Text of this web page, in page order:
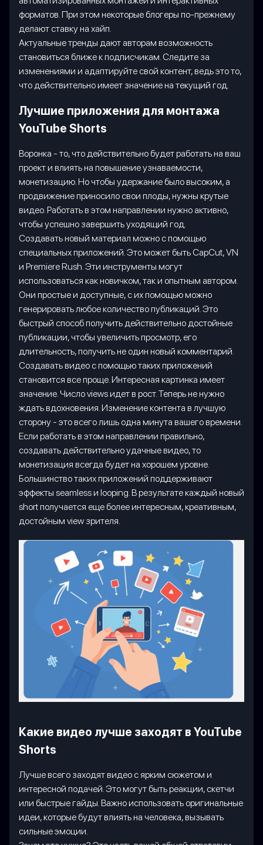
форматов. При этом некоторые блогеры по-прежнему
делают ставку на хайп.
Актуальные тренды дают авторам возможность
становиться ближе к подписчикам. Следите за
изменениями и адаптируйте свой контент, ведь это то,
что действительно имеет значение на текущий год.
Лучшие приложения для монтажа
YouTube Shorts
Воронка - то, что действительно будет работать на ваш
проект и влиять на повышение узнаваемости,
монетизацию. Но чтобы удержание было высоким, а
продвижение приносило свои плоды, нужны крутые
видео. Работать в этом направлении нужно активно,
чтобы успешно завершить уходящий год.
Создавать новый материал можно с помощью
специальных приложений. Это может быть CapCut, VN
и Premiere Rush. Эти инструменты могут
использоваться как новичком, так и опытным автором.
Они простые и доступные, с их помощью можно
генерировать любое количество публикаций. Это
быстрый способ получить действительно достойные
публикации, чтобы увеличить просмотр, его
длительность, получить не один новый комментарий.
Создавать видео с помощью таких приложений
становится все проще. Интересная картинка имеет
значение. Число views идет в рост. Теперь не нужно
ждать вдохновения. Изменение контента в лучшую
сторону - это всего лишь одна минута вашего времени.
Если работать в этом направлении правильно,
создавать действительно удачные видео, то
монетизация всегда будет на хорошем уровне.
Большинство таких приложений поддерживают
эффекты seamless и looping. В результате каждый новый
short получается еще более интересным, креативным,
достойным view зрителя.
Какие видео лучше заходят в YouTube
Shorts
Лучше всего заходят видео с ярким сюжетом и
интересной подачей. Это могут быть реакции, скетчи
или быстрые гайды. Важно использовать оригинальные
идеи, которые будут влиять на человека, вызывать
сильные эмоции.